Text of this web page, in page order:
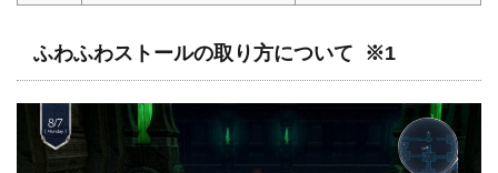
ふわふわストールの取り方について ※1